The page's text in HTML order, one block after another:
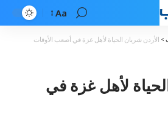
Font
Resizer
Aa
> الأردن شريان الحياة لأهل غزة في أصعب الأوقات
لأهل غزة في